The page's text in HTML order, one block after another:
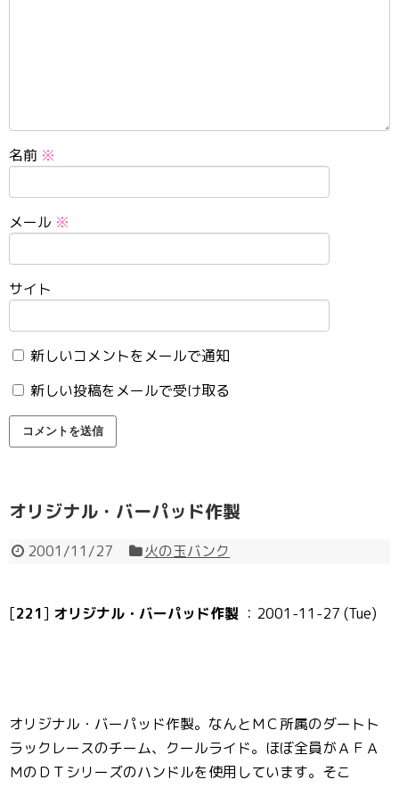
名前 ※
メール ※
サイト
新しいコメントをメールで通知
新しい投稿をメールで受け取る
オリジナル・バーパッド作製
2001/11/27 火の玉バンク
[221] オリジナル・バーパッド作製 ：2001-11-27 (Tue)
オリジナル・バーパッド作製。なんとＭＣ所属のダートト
ラックレースのチーム、クールライド。ほぼ全員がＡＦＡ
ＭのＤＴシリーズのハンドルを使用しています。そこ